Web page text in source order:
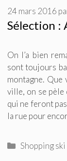
Sélection
24 mars 2016
On l’a bien
sont toujours
montagne.
ville, on se pèle
qui ne feront
la rue pour
Catégories
Shopping ski